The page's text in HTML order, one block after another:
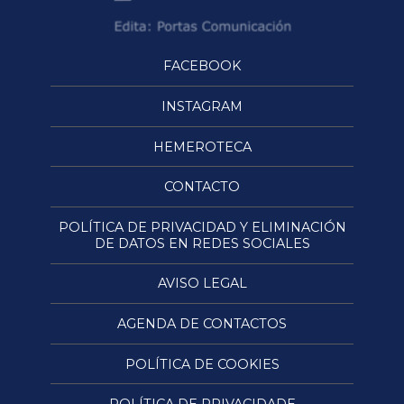
FACEBOOK
INSTAGRAM
HEMEROTECA
CONTACTO
POLÍTICA DE PRIVACIDAD Y ELIMINACIÓN
DE DATOS EN REDES SOCIALES
AVISO LEGAL
AGENDA DE CONTACTOS
POLÍTICA DE COOKIES